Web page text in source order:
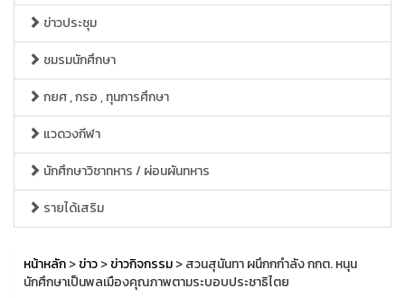
ข่าวประชุม
ชมรมนักศึกษา
กยศ , กรอ , ทุนการศึกษา
แวดวงกีฬา
นักศึกษาวิชาทหาร / ผ่อนผันทหาร
รายได้เสริม
หน้าหลัก>ข่าว>ข่าวกิจกรรม> สวนสุนันทา ผนึกกกำลัง กกต. หนุน
นักศึกษาเป็นพลเมืองคุณภาพตามระบอบประชาธิไตย